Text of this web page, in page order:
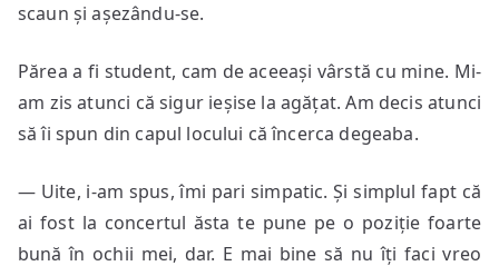
scaun și așezându-se.
Părea a fi student, cam de aceeași vârstă cu mine. Mi-
am zis atunci că sigur ieșise la agățat. Am decis atunci
să îi spun din capul locului că încerca degeaba.
— Uite, i-am spus, îmi pari simpatic. Și simplul fapt că
ai fost la concertul ăsta te pune pe o poziție foarte
bună în ochii mei, dar. E mai bine să nu îți faci vreo